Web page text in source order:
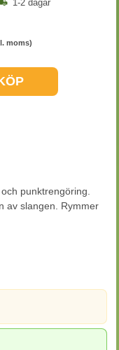
1-2 dagar
moms)
punktrengöring.
av slangen. Rymmer